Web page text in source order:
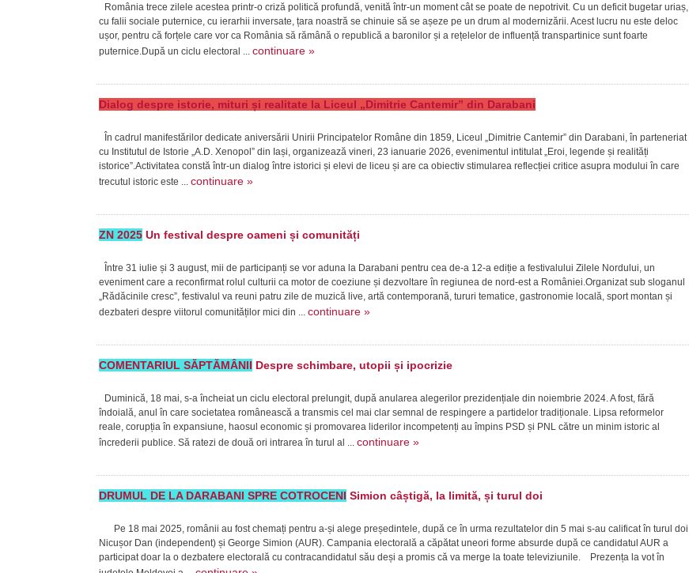
România trece zilele acestea printr-o criză politică profundă, venită într-un moment cât se poate de nepotrivit. Cu un deficit bugetar uriaș,
cu falii sociale puternice, cu ierarhii inversate, țara noastră se chinuie să se așeze pe un drum al modernizării. Acest lucru nu este deloc
ușor, pentru că forțele care vor ca România să rămână o republică a baronilor și a rețelelor de influență transpartinice sunt foarte
puternice.După un ciclu electoral ... continuare »
Dialog despre istorie, mituri și realitate la Liceul „Dimitrie Cantemir” din Darabani
În cadrul manifestărilor dedicate aniversării Unirii Principatelor Române din 1859, Liceul „Dimitrie Cantemir” din Darabani, în parteneriat
cu Institutul de Istorie „A.D. Xenopol” din Iași, organizează vineri, 23 ianuarie 2026, evenimentul intitulat „Eroi, legende și realități
istorice”.Activitatea constă într-un dialog între istorici și elevi de liceu și are ca obiectiv stimularea reflecției critice asupra modului în care
trecutul istoric este ... continuare »
ZN 2025 Un festival despre oameni și comunități
Între 31 iulie și 3 august, mii de participanți se vor aduna la Darabani pentru cea de-a 12-a ediție a festivalului Zilele Nordului, un
eveniment care a reconfirmat rolul culturii ca motor de coeziune și dezvoltare în regiunea de nord-est a României.Organizat sub sloganul
„Rădăcinile cresc”, festivalul va reuni patru zile de muzică live, artă contemporană, tururi tematice, gastronomie locală, sport montan și
dezbateri despre viitorul comunităților mici din ... continuare »
COMENTARIUL SĂPTĂMÂNII Despre schimbare, utopii și ipocrizie
Duminică, 18 mai, s-a încheiat un ciclu electoral prelungit, după anularea alegerilor prezidențiale din noiembrie 2024. A fost, fără
îndoială, anul în care societatea românească a transmis cel mai clar semnal de respingere a partidelor tradiționale. Lipsa reformelor
reale, corupția în expansiune, haosul economic și promovarea liderilor incompetenți au împins PSD și PNL către un minim istoric al
încrederii publice. Să ratezi de două ori intrarea în turul al ... continuare »
DRUMUL DE LA DARABANI SPRE COTROCENI Simion câștigă, la limită, și turul doi
Pe 18 mai 2025, românii au fost chemați pentru a-și alege președintele, după ce în urma rezultatelor din 5 mai s-au calificat în turul doi
Nicușor Dan (independent) și George Simion (AUR). Campania electorală a căpătat uneori forme absurde după ce candidatul AUR a
participat doar la o dezbatere electorală cu contracandidatul său deși a promis că va merge la toate televiziunile. Prezența la vot în